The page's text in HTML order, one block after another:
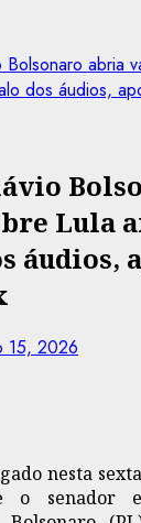
Bolsonaro abria
dos áudios,
Lula
áudios,
15, 2026
nesta
o senador